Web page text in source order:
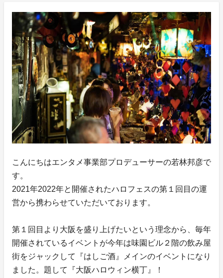
こんにちはエンタメ事業部プロデューサーの若林邦彦で
す。
2021年2022年と開催されたハロフェスの第１回目の運
営から携わらせていただいております。
第１回目より大阪を盛り上げたいという理念から、毎年
開催されているイベントが今年は味園ビル２階の飲み屋
街をジャックして『はしご酒』メインのイベントになり
ました。題して『大阪ハロウィン横丁』！